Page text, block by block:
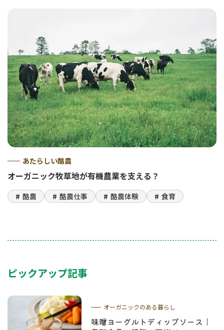
あたらしい酪農
オーガニック牧草地が有機農業を支える？
酪農 酪農仕事 酪農体験 食育
ピックアップ記事
オーガニックのある暮らし
味噌ヨーグルトディップソース｜